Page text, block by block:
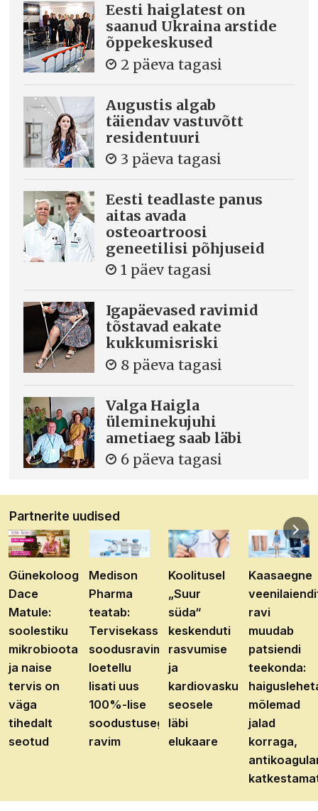
Eesti haiglatest on
saanud Ukraina arstide
õppekeskused
2 päeva tagasi
Augustis algab
täiendav vastuvõtt
residentuuri
3 päeva tagasi
Eesti teadlaste panus
aitas avada
osteoartroosi
geneetilisi põhjuseid
1 päev tagasi
Igapäevased ravimid
tõstavad eakate
kukkumisriski
8 päeva tagasi
Valga Haigla
üleminekujuhi
ametiaeg saab läbi
6 päeva tagasi
Partnerite uudised
Günekoloog
Dace
Matule:
soolestiku
mikrobioota
ja naise
tervis on
väga
tihedalt
seotud
Medison
Pharma
teatab:
Tervisekassa
soodusravimite
loetellu
lisati uus
100%-lise
soodustusega
ravim
Koolitusel
„Suur
süda“
keskenduti
rasvumise
ja
kardiovaskulaarhaiguste
seosele
läbi
elukaare
Kaasaegne
ravi
muudab
patsiendi
teekonda:
mõlemad
jalad
korraga,